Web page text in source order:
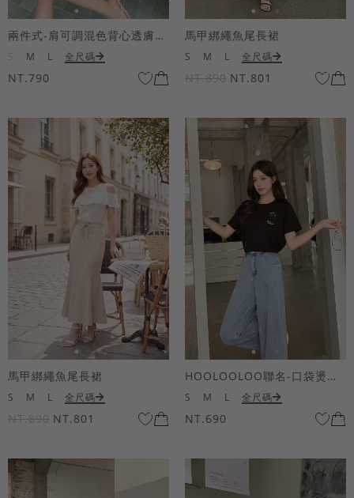
兩件式-肩可調混色背心透膚上衣套組
M L 全尺碼
NT.790
馬甲綁繩魚尾長裙
S M L 全尺碼
NT.890 NT.801
馬甲綁繩魚尾長裙
S M L 全尺碼
NT.890 NT.801
HOOLOOLOO聯名-口袋燙金KUKU熊短袖上衣
S M L 全尺碼
NT.690